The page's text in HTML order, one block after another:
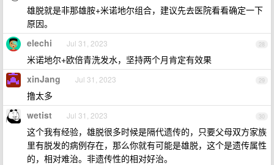
雄脱就是非那雄胺+米诺地尔组合，建议先去医院看看确定一下
原因。
28
elechi Jul 31, 2023
米诺地尔+欧倍青洗发水，坚持两个月肯定有效果
29
xinJang Jul 31, 2023
撸太多
30
wetist Jul 31, 2023
这个我有经验，雄脱很多时候是隔代遗传的，只要父母双方家族
里有脱发的病例存在，那么你就有可能是雄脱，这个是遗传属性
的，相对难治。非遗传性的相对好治。